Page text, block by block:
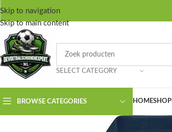
Skip to navigation
Skip to main content
SELECT CATEGORY
BROWSE CATEGORIES HOMESHOP